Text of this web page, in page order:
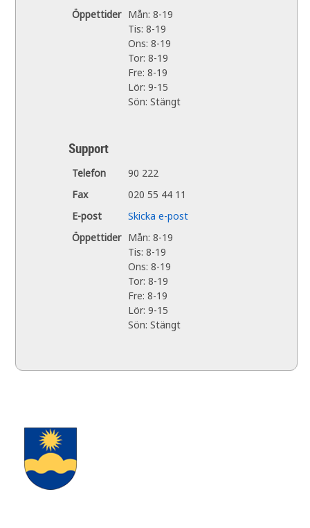
Öppettider Mån: 8-19
Tis: 8-19
Ons: 8-19
Tor: 8-19
Fre: 8-19
Lör: 9-15
Sön: Stängt
Support
Telefon
90 222
Fax
020 55 44 11
E-post
Skicka e-post
Öppettider Mån: 8-19
Tis: 8-19
Ons: 8-19
Tor: 8-19
Fre: 8-19
Lör: 9-15
Sön: Stängt